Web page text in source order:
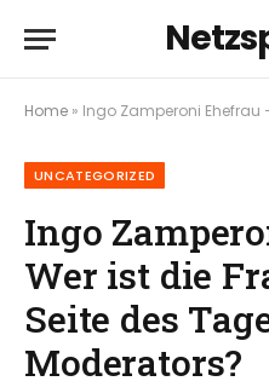
Home » Ingo Zamperoni Ehefrau – Wer ist
UNCATEGORIZED
Ingo
Wer ist die
Seite des
Moderators?